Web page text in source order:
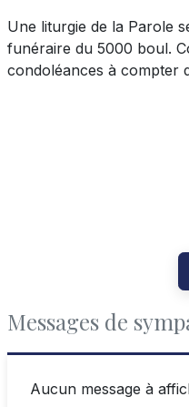
Une liturgie de la Parole
funéraire du 5000 boul.
condoléances à compter
Messages de
Aucun message à